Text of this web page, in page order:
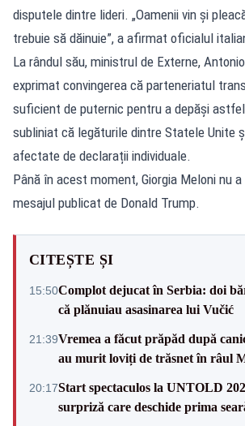
disputele dintre lideri. „Oamenii vin și
trebuie să dăinuie”, a afirmat oficialul
La rândul său, ministrul de Externe,
exprimat convingerea că parteneriatul
suficient de puternic pentru a depăși
subliniat că legăturile dintre Statele Unite
afectate de declarații individuale.
Până în acest moment, Giorgia Meloni nu
mesajul publicat de Donald Trump.
CITEȘTE ȘI
15:50Complot dejucat în Serbia: doi
că plănuiau asasinarea lui Vučić
21:39Vremea a făcut prăpăd după
au murit loviți de trăsnet în râul
20:17Start spectaculos la UNTOLD
surpriză care deschide prima